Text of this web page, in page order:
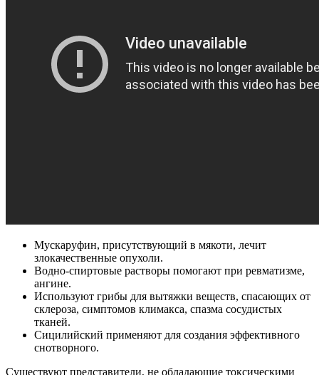
Мускаруфин, присутствующий в мякоти, лечит
злокачественные опухоли.
Водно-спиртовые растворы помогают при ревматизме,
ангине.
Используют грибы для вытяжки веществ, спасающих от
склероза, симптомов климакса, спазма сосудистых
тканей.
Сицилийский применяют для создания эффективного
снотворного.
Существуют представители, не обладающие токсическими